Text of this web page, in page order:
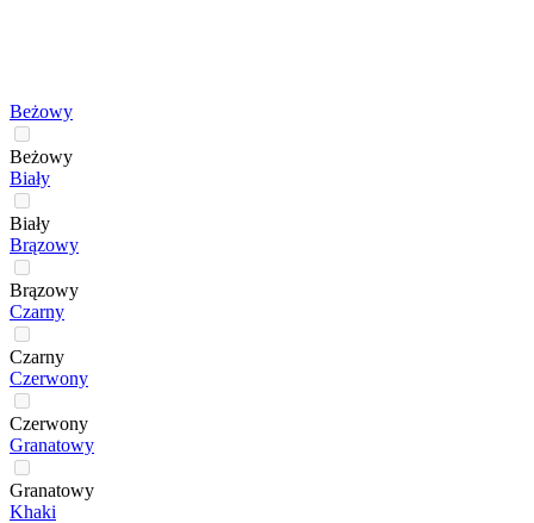
Beżowy
Beżowy
Biały
Biały
Brązowy
Brązowy
Czarny
Czarny
Czerwony
Czerwony
Granatowy
Granatowy
Khaki